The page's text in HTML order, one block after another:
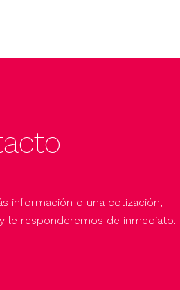
información o una cotización,
le responderemos de inmediato.